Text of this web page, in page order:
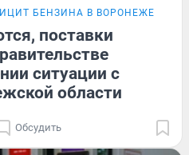
БЕНЗИНА В ВОРОНЕЖЕ
поставки
ситуации с
области
Обсудить